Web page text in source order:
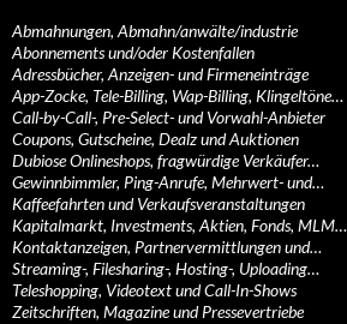
Abmahnungen, Abmahn/anwälte/industrie
Abonnements und/oder Kostenfallen
Adressbücher, Anzeigen- und Firmeneinträge
App-Zocke, Tele-Billing, Wap-Billing, Klingeltöne…
Call-by-Call-, Pre-Select- und Vorwahl-Anbieter
Coupons, Gutscheine, Dealz und Auktionen
Dubiose Onlineshops, fragwürdige Verkäufer…
Gewinnbimmler, Ping-Anrufe, Mehrwert- und…
Kaffeefahrten und Verkaufsveranstaltungen
Kapitalmarkt, Investments, Aktien, Fonds, MLM…
Kontaktanzeigen, Partnervermittlungen und…
Streaming-, Filesharing-, Hosting-, Uploading…
Teleshopping, Videotext und Call-In-Shows
Zeitschriften, Magazine und Pressevertriebe